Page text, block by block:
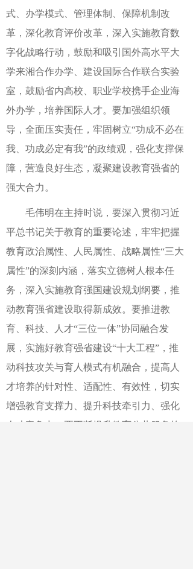
式、办学模式、管理体制、保障机制改
革，深化教育评价改革，深入实施教育数
字化战略行动，鼓励和吸引国外高水平大
学来湘合作办学、建设国际合作联合实验
室，鼓励省内高校、职业学校携手企业海
外办学，培养国际人才。要加强组织领
导，全面压实责任，牢固树立“功成不必在
我、功成必定有我”的政绩观，强化支撑保
障，营造良好生态，凝聚建设教育强省的
强大合力。
毛伟明在主持时说，要深入贯彻习近
平总书记关于教育的重要论述，牢牢把握
教育政治属性、人民属性、战略属性“三大
属性”的深刻内涵，落实立德树人根本任
务，深入实施教育强国建设规划纲要，推
动教育强省建设取得新成效。要推进教
育、科技、人才“三位一体”协同融合发
展，实施好教育强省建设“十大工程”，推
动科技攻关与育人模式有机融合，提高人
才培养的针对性、适配性、有效性，切实
增强教育支撑力、提升科技牵引力、强化
人才竞争力。要不断提升教育公共服务的